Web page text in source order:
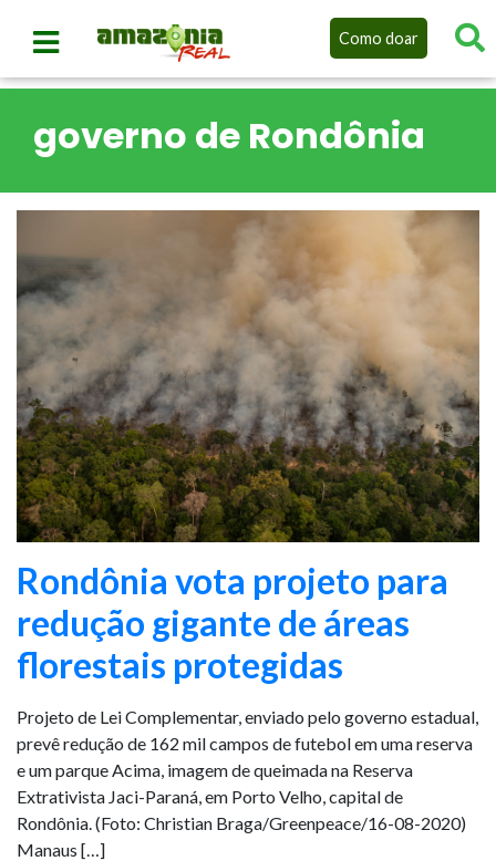
Como doar
governo de Rondônia
Rondônia vota projeto para
redução gigante de áreas
florestais protegidas
Projeto de Lei Complementar, enviado pelo governo estadual,
prevê redução de 162 mil campos de futebol em uma reserva
e um parque Acima, imagem de queimada na Reserva
Extrativista Jaci-Paraná, em Porto Velho, capital de
Rondônia. (Foto: Christian Braga/Greenpeace/16-08-2020)
Manaus […]